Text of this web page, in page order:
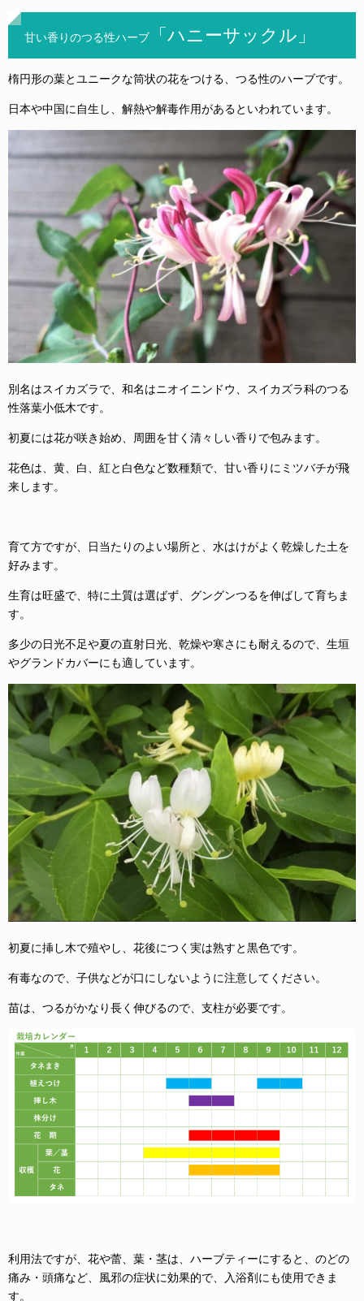
甘い香りのつる性ハーブ 「ハニーサックル」
楕円形の葉とユニークな筒状の花をつける、つる性のハーブです。
日本や中国に自生し、解熱や解毒作用があるといわれています。
別名はスイカズラで、和名はニオイニンドウ、スイカズラ科のつる
性落葉小低木です。
初夏には花が咲き始め、周囲を甘く清々しい香りで包みます。
花色は、黄、白、紅と白色など数種類で、甘い香りにミツバチが飛
来します。
育て方ですが、日当たりのよい場所と、水はけがよく乾燥した土を
好みます。
生育は旺盛で、特に土質は選ばず、グングンつるを伸ばして育ちま
す。
多少の日光不足や夏の直射日光、乾燥や寒さにも耐えるので、生垣
やグランドカバーにも適しています。
初夏に挿し木で殖やし、花後につく実は熟すと黒色です。
有毒なので、子供などが口にしないように注意してください。
苗は、つるがかなり長く伸びるので、支柱が必要です。
利用法ですが、花や蕾、葉・茎は、ハーブティーにすると、のどの
痛み・頭痛など、風邪の症状に効果的で、入浴剤にも使用できま
す。